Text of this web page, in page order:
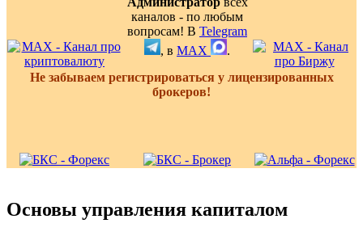
каналов - по любым
вопросам! В Telegram
, в MAX
.
Не забываем регистрироваться у лицензированных
брокеров!
Основы управления капиталом